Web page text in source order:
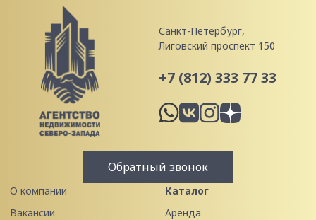
Санкт-Петербург,
Лиговский проспект 150
+7 (812) 333 77 33
Обратный звонок
О компании
Вакансии
Каталог
Аренда